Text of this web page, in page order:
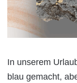
In unserem
blau gemacht,